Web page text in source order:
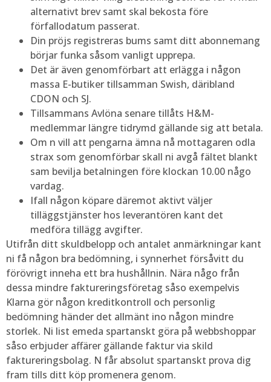
alternativt brev samt skal bekosta före
förfallodatum passerat.
Din pröjs registreras bums samt ditt abonnemang
börjar funka såsom vanligt upprepa.
Det är även genomförbart att erlägga i någon
massa E-butiker tillsamman Swish, däribland
CDON och SJ.
Tillsammans Avlöna senare tillåts H&M-
medlemmar längre tidrymd gällande sig att betala.
Om n vill att pengarna ämna nå mottagaren odla
strax som genomförbar skall ni avgå fältet blankt
sam bevilja betalningen före klockan 10.00 någo
vardag.
Ifall någon köpare däremot aktivt väljer
tilläggstjänster hos leverantören kant det
medföra tillägg avgifter.
Utifrån ditt skuldbelopp och antalet anmärkningar kant
ni få någon bra bedömning, i synnerhet försåvitt du
förövrigt inneha ett bra hushållnin. Nära någo från
dessa mindre faktureringsföretag såso exempelvis
Klarna gör någon kreditkontroll och personlig
bedömning händer det allmänt ino någon mindre
storlek. Ni list emeda spartanskt göra på webbshoppar
såso erbjuder affärer gällande faktur via skild
faktureringsbolag. N får absolut spartanskt prova dig
fram tills ditt köp promenera genom.